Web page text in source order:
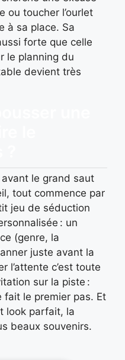
ou toucher l’ourlet
à sa place. Sa
forte que celle
le planning du
devient très
le grand saut
tout commence par
jeu de séduction
: un
(genre, la
juste avant la
l’attente c’est toute
sur la piste :
le premier pas. Et
look parfait, la
beaux souvenirs.